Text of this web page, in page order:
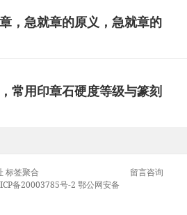
，急就章的原义，急就章的
常用印章石硬度等级与篆刻
标签聚合
留言咨询
备20003785号-2 鄂公网安备